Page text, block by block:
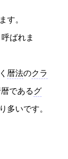
す。
呼ばれま
暦法のクラ
であるグ
多いです。